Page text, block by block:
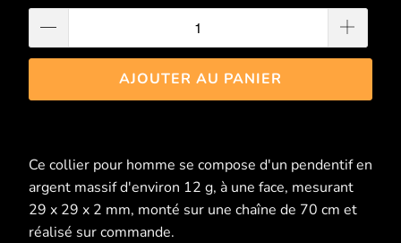
AJOUTER AU PANIER
Ce collier pour homme se compose d'un pendentif en
argent massif d'environ 12 g, à une face, mesurant
29 x 29 x 2 mm, monté sur une chaîne de 70 cm et
réalisé sur commande.